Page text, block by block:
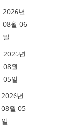
2026년
08월 06
일
2026년
08월
05일
2026년
08월 05
일